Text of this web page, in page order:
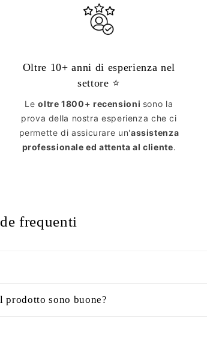
Oltre 10+ anni di esperienza nel
settore ⭐️
Leoltre 1800+ recensioni sono la
prova della nostra esperienza che ci
permette di assicurare un'assistenza
professionale ed attenta al cliente.
frequenti
prodotto sono buone?